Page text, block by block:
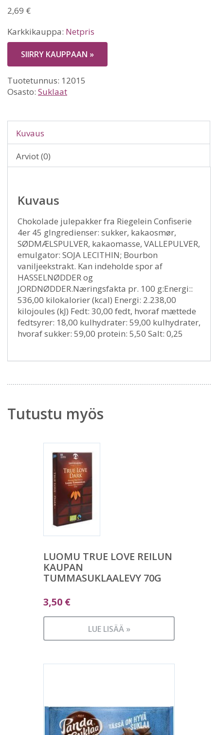
2,69 €
Karkkikauppa: Netpris
SIIRRY KAUPPAAN »
Tuotetunnus: 12015
Osasto: Suklaat
Kuvaus
Arviot (0)
Kuvaus
Chokolade julepakker fra Riegelein Confiserie
4er 45 gIngredienser: sukker, kakaosmør,
SØDMÆLSPULVER, kakaomasse, VALLEPULVER,
emulgator: SOJA LECITHIN; Bourbon
vaniljeekstrakt. Kan indeholde spor af
HASSELNØDDER og
JORDNØDDER.Næringsfakta pr. 100 g:Energi::
536,00 kilokalorier (kcal) Energi: 2.238,00
kilojoules (kJ) Fedt: 30,00 fedt, hvoraf mættede
fedtsyrer: 18,00 kulhydrater: 59,00 kulhydrater,
hvoraf sukker: 59,00 protein: 5,50 Salt: 0,25
Tutustu myös
LUOMU TRUE LOVE REILUN
KAUPAN
TUMMASUKLAALEVY 70G
3,50 €
LUE LISÄÄ »